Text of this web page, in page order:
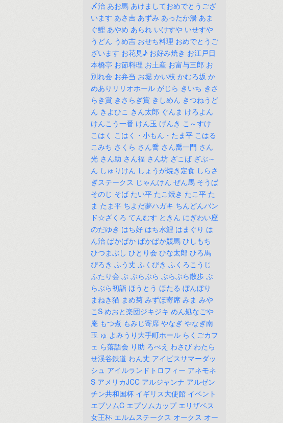
〆治 あお馬 あけましておめでとうござ
います あさ吉 あずみ あったか湯 あま
ぐ鯉 あやめ あられ いけすや いせすや
うどん うめ吉 おせち料理 おめでとうご
ざいます お花見♪ お好み焼き お江戸日
本橋亭 お節料理 お土産 お富与三郎 お
別れ会 お弁当 お堀 かい枝 かむろ坂 か
めありリリオホール がじら きいち きさ
らき賞 きさらぎ賞 きしめん きつねうど
ん きよひこ きん太郎 ぐんま けろよん
けんこう一番 けん玉 げんき こ～すけ
こはく こはく・小もん・たま平 こはる
こみち さくら さん喬 さん喬一門 さん
光 さん助 さん福 さん坊 ざこば ざぶ～
ん しゅりけん しょうが焼き定食 しらさ
ぎステークス じゃんけん ぜん馬 そうば
そのじ そば たい平 たこ焼き たこ平 た
ま たま平 ちよだ夢ハガキ ちんどんバン
ド☆ざくろ てんむす ときん にぎわい座
のだゆき はち好 はち水鯉 はまぐり は
ん治 ぱかぱか ぱかぱか競馬 ひしもち
ひつまぶし ひとり会 ひな太郎 ひろ馬
ぴろき ふう丈 ふくびき ふくろこうじ
ふたり会 ぶ ぶらぶら ぶらぶら散歩 ぶ
らぶら初詣 ほうとう ほたる ぼんぼり
まねき猫 まめ菊 みずほ寄席 みま みや
こS めおと楽団ジキジキ めん処なごや
庵 もつ煮 もみじ寄席 やなぎ やなぎ南
玉 ゅ よみうり大手町ホール らくごカフ
ェ ら落語会 り助 ろべえ わさび わたら
せ渓谷鉄道 わん丈 アイビスサマーダッ
シュ アイルランドトロフィー アネモネ
S アメリカJCC アルジャンナ アルゼン
チン共和国杯 イギリス大使館 イベント
エプソムC エプソムカップ エリザベス
女王杯 エルムステークス オークス オー